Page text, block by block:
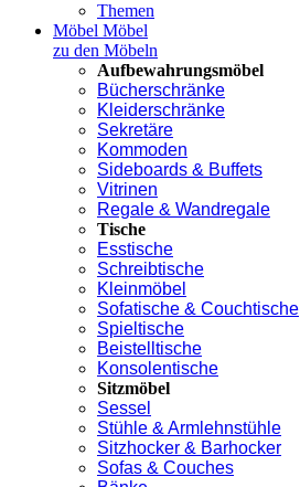
Themen
Möbel Möbel
zu den Möbeln
Aufbewahrungsmöbel
Bücherschränke
Kleiderschränke
Sekretäre
Kommoden
Sideboards & Buffets
Vitrinen
Regale & Wandregale
Tische
Esstische
Schreibtische
Kleinmöbel
Sofatische & Couchtische
Spieltische
Beistelltische
Konsolentische
Sitzmöbel
Sessel
Stühle & Armlehnstühle
Sitzhocker & Barhocker
Sofas & Couches